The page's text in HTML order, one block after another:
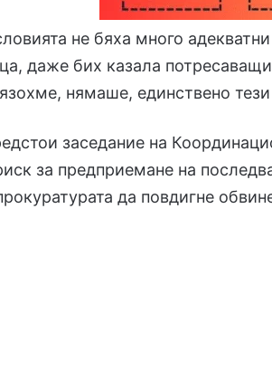
не бяха много
даже бих казала
нямаше, единствено тези
заседание на
за предприемане на
да повдигне